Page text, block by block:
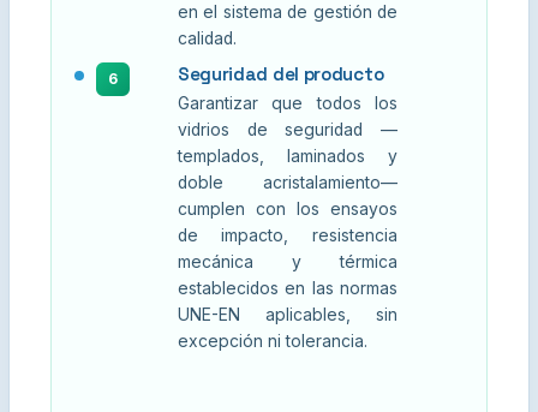
en el sistema de gestión de
calidad.
6 Seguridad del producto
Garantizar que todos los
vidrios de seguridad —
templados, laminados y
doble acristalamiento—
cumplen con los ensayos
de impacto, resistencia
mecánica y térmica
establecidos en las normas
UNE-EN aplicables, sin
excepción ni tolerancia.